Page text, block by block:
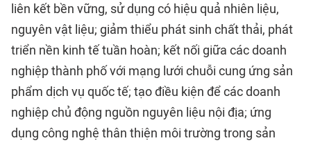
liên kết bền vững, sử dụng có hiệu quả nhiên liệu,
nguyên vật liệu; giảm thiểu phát sinh chất thải, phát
triển nền kinh tế tuần hoàn; kết nối giữa các doanh
nghiệp thành phố với mạng lưới chuỗi cung ứng sản
phẩm dịch vụ quốc tế; tạo điều kiện để các doanh
nghiệp chủ động nguồn nguyên liệu nội địa; ứng
dụng công nghệ thân thiện môi trường trong sản